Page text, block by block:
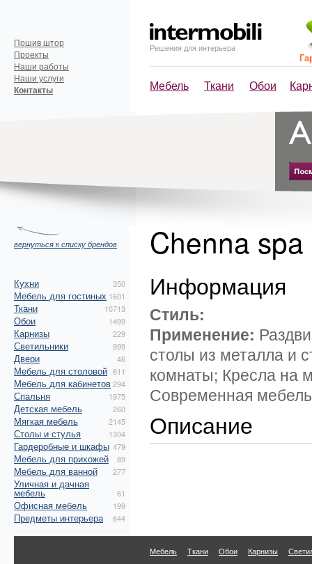
Решения для интерьера
Мебель Ткани Обои
Пошив штор
Проекты
Наши работы
Наши услуги
Контакты
вернуться к списку брендов
Кухни 350
Мебель для гостиных 1601
Ткани 10713
Обои 1499
Карнизы 229
Светильники 999
Двери 46
Мебель для столовой 611
Мебель для кабинетов294
Спальня 1975
Детская мебель 260
Мягкая мебель 2145
Столы и стулья 1304
Гардеробные и шкафы 479
Мебель для прихожей 89
Мебель для ванной 277
Уличная и дачная
мебель 61
Офисная мебель 199
Предметы интерьера 644
Chenna spa
Информация
Стиль:
Применение:
столы из металла и
комнаты; Кресла на
Современная
Описание
Мебель Ткани Обои Карнизы